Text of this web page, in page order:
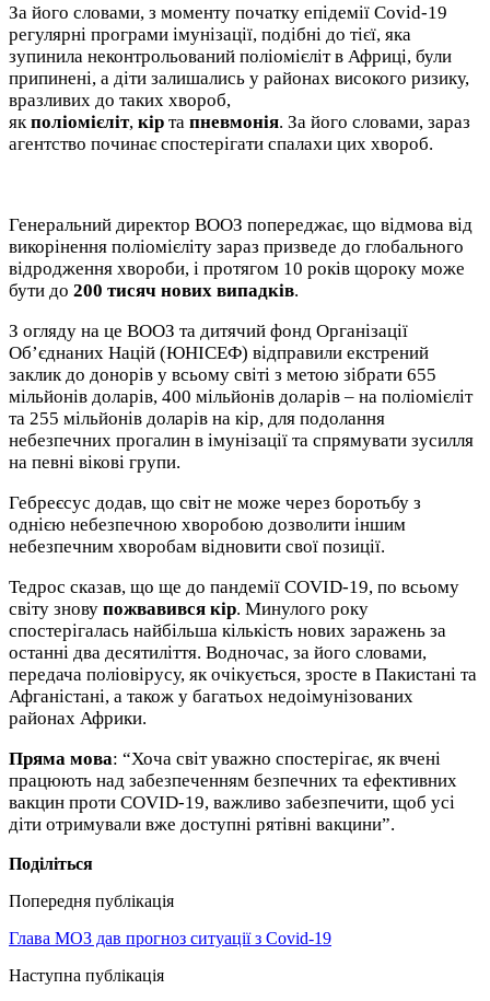
За його словами, з моменту початку епідемії Covid-19
регулярні програми імунізації, подібні до тієї, яка
зупинила неконтрольований поліомієліт в Африці, були
припинені, а діти залишались у районах високого ризику,
вразливих до таких хвороб,
якполіомієліт, кір та пневмонія. За його словами, зараз
агентство починає спостерігати спалахи цих хвороб.
Генеральний директор ВООЗ попереджає, що відмова від
викорінення поліомієліту зараз призведе до глобального
відродження хвороби, і протягом 10 років щороку може
бути до 200 тисяч нових випадків.
З огляду на це ВООЗ та дитячий фонд Організації
Об’єднаних Націй (ЮНІСЕФ) відправили екстрений
заклик до донорів у всьому світі з метою зібрати 655
мільйонів доларів, 400 мільйонів доларів – на поліомієліт
та 255 мільйонів доларів на кір, для подолання
небезпечних прогалин в імунізації та спрямувати зусилля
на певні вікові групи.
Гебреєсус додав, що світ не може через боротьбу з
однією небезпечною хворобою дозволити іншим
небезпечним хворобам відновити свої позиції.
Тедрос сказав, що ще до пандемії COVID-19, по всьому
світу знову пожвавився кір. Минулого року
спостерігалась найбільша кількість нових заражень за
останні два десятиліття. Водночас, за його словами,
передача поліовірусу, як очікується, зросте в Пакистані та
Афганістані, а також у багатьох недоімунізованих
районах Африки.
Пряма мова: “Хоча світ уважно спостерігає, як вчені
працюють над забезпеченням безпечних та ефективних
вакцин проти COVID-19, важливо забезпечити, щоб усі
діти отримували вже доступні рятівні вакцини”.
Поділіться
Попередня публікація
Глава МОЗ дав прогноз ситуації з Covid-19
Наступна публікація